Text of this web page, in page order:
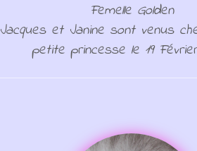
Femelle Golden
Jacques et Janine sont venus
petite princesse le 19